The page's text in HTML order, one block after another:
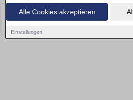
Alle Cookies akzeptieren
Einstellungen
Leider konnten wir derzeit keine passenden
bald wieder vorbei!